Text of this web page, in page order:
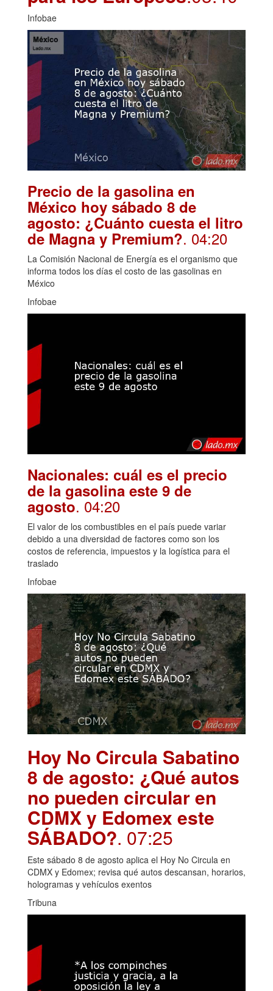
Infobae
Precio de la gasolina en
México hoy sábado 8 de
agosto: ¿Cuánto cuesta el litro
de Magna y Premium?. 04:20
La Comisión Nacional de Energía es el organismo que
informa todos los días el costo de las gasolinas en
México
Infobae
Nacionales: cuál es el precio
de la gasolina este 9 de
agosto. 04:20
El valor de los combustibles en el país puede variar
debido a una diversidad de factores como son los
costos de referencia, impuestos y la logística para el
traslado
Infobae
Hoy No Circula Sabatino
8 de agosto: ¿Qué autos
no pueden circular en
CDMX y Edomex este
SÁBADO?. 07:25
Este sábado 8 de agosto aplica el Hoy No Circula en
CDMX y Edomex; revisa qué autos descansan, horarios,
hologramas y vehículos exentos
Tribuna